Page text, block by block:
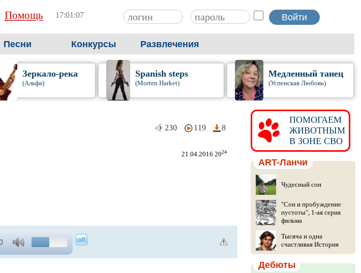
Помощь 17:01:09
Песни Конкурсы Развлечения
Зеркало-река
(Альфа)
Spanish steps
(Morten Harket)
Медленный танец
(Успенская Любовь)
230 119 8
21.04.2016 2024
ПОМОГАЕМ
ЖИВОТНЫМ
В ЗОНЕ СВО
ART-Ланчи
Чудесный сон
"Сон и пробуждение
пустоты", 1-ая серия
фильма
Тысяча и одна
счастливая История
Дебюты